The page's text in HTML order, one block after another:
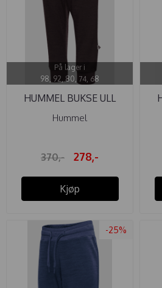
På lager i
98, 92, 80, 74, 68
HUMMEL BUKSE ULL
MINI AFTER ...
Hummel
370,- 278,-
Kjøp
-25%